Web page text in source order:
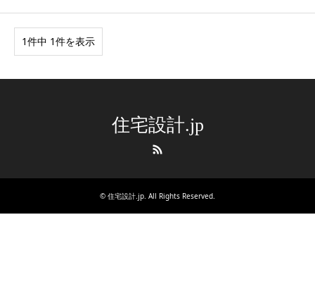
1件中 1件を表示
住宅設計.jp
© 住宅設計.jp. All Rights Reserved.